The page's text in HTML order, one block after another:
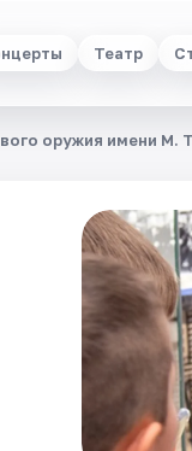
Театр
оружия имени М.